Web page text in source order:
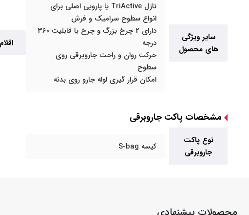
سایر ویژگی
های محصول
نازل TriActive یا پارویی اصلی برای
انواع سطوح سرامیک و فرش
دارای 2 چرخ بزرگ و چرخ با قابلیت 360
درجه
حرکت روان و راحت جاروبرقی روی
سطوح
امکان قرار گیری لوله جارو روی بدنه
مشخصات پاکت جاروبرقی
نوع پاکت
جاروبرقی
کیسه S-bag